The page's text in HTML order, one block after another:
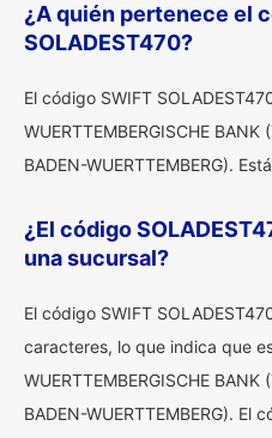
¿A quién pertenece el
SOLADEST470?
El código SWIFT
WUERTTEMBERGISCHE
BADEN-WUERTTEMBERG).
¿El código
una sucursal?
El código SWIFT
caracteres, lo que indica que
WUERTTEMBERGISCHE
BADEN-WUERTTEMBERG). El